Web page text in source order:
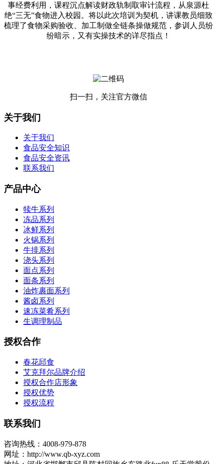
事经费利用，课程沉点解读财政轨制取审计流程，从泉源杜
绝“三无”食物进入校园。将以此次培训为契机，讲课教员细致
梳理了食物采购验收、加工制做全链条操做规范，参训人员纷
纷暗示，又有实操技术的详尽指点！
扫一扫，关注官方微信
关于我们
关于我们
食品安全知识
食品安全资讯
联系我们
产品中心
犊牛系列
冻品系列
冰鲜系列
火锅系列
牛排系列
浇头系列
面点系列
面条系列
油炸裹面系列
酱卤系列
速冻菜肴系列
生调理制品
授权合作
春花邱食
艾克拜尔品牌介绍
授权合作店形象
授权优势
授权流程
联系我们
咨询热线：4008-979-878
网址：http://www.qb-xyz.com